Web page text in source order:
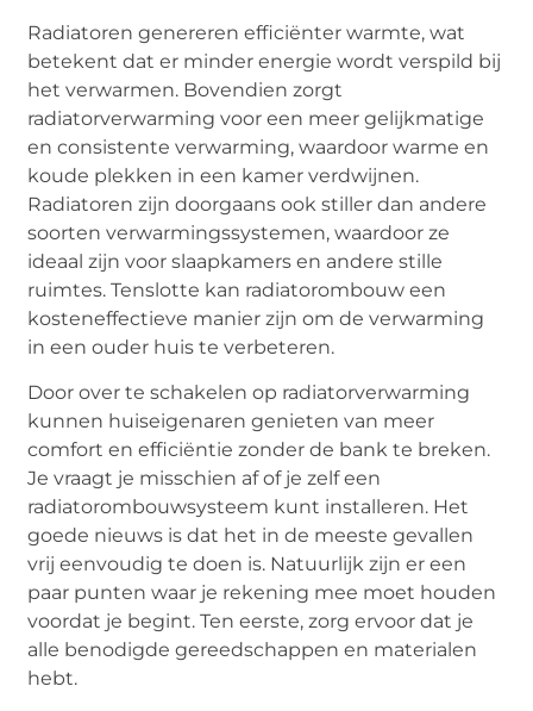
Radiatoren genereren efficiënter warmte, wat
betekent dat er minder energie wordt verspild bij
het verwarmen. Bovendien zorgt
radiatorverwarming voor een meer gelijkmatige
en consistente verwarming, waardoor warme en
koude plekken in een kamer verdwijnen.
Radiatoren zijn doorgaans ook stiller dan andere
soorten verwarmingssystemen, waardoor ze
ideaal zijn voor slaapkamers en andere stille
ruimtes. Tenslotte kan radiatorombouw een
kosteneffectieve manier zijn om de verwarming
in een ouder huis te verbeteren.
Door over te schakelen op radiatorverwarming
kunnen huiseigenaren genieten van meer
comfort en efficiëntie zonder de bank te breken.
Je vraagt je misschien af of je zelf een
radiatorombouwsysteem kunt installeren. Het
goede nieuws is dat het in de meeste gevallen
vrij eenvoudig te doen is. Natuurlijk zijn er een
paar punten waar je rekening mee moet houden
voordat je begint. Ten eerste, zorg ervoor dat je
alle benodigde gereedschappen en materialen
hebt.